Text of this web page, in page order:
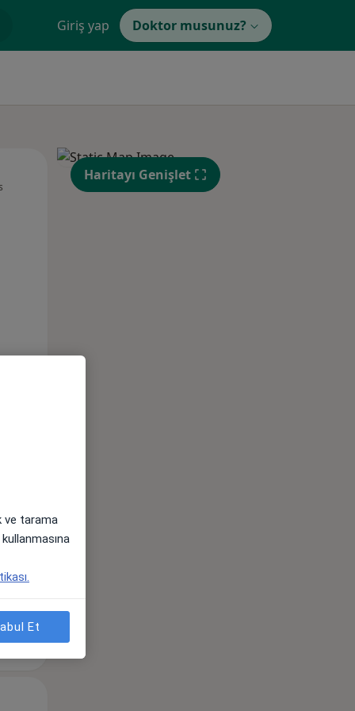
Giriş yap Doktor musunuz?
10 Ağustos
Sal,
11 Ağustos
Çar,
12 Ağustos
Haritayı Genişlet
ve tarama
Et